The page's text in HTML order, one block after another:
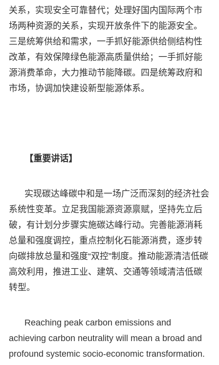
关系，实现安全可靠替代；处理好国内国际两个市
场两种资源的关系，实现开放条件下的能源安全。
三是统筹供给和需求，一手抓好能源供给侧结构性
改革，有效保障绿色能源高质量供给；一手抓好能
源消费革命，大力推动节能降碳。四是统筹政府和
市场，协调加快建设新型能源体系。
【重要讲话】
实现碳达峰碳中和是一场广泛而深刻的经济社会
系统性变革。立足我国能源资源禀赋，坚持先立后
破，有计划分步骤实施碳达峰行动。完善能源消耗
总量和强度调控，重点控制化石能源消费，逐步转
向碳排放总量和强度“双控”制度。推动能源清洁低碳
高效利用，推进工业、建筑、交通等领域清洁低碳
转型。
Reaching peak carbon emissions and
achieving carbon neutrality will mean a broad and
profound systemic socio-economic transformation.